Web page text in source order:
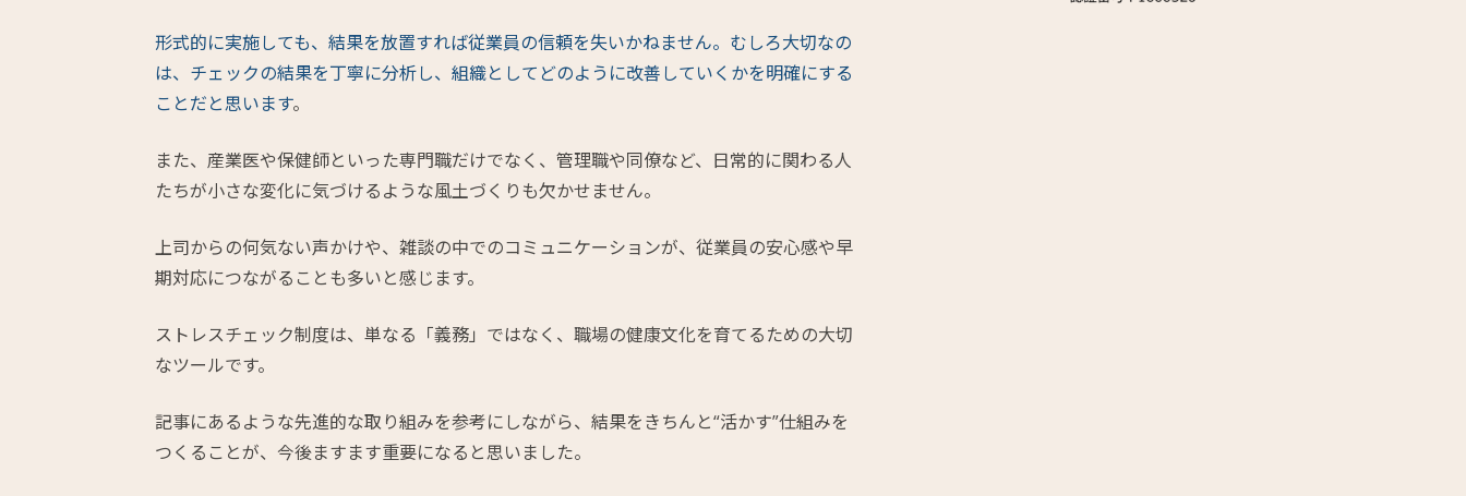
形式的に実施しても、結果を放置すれば従業員の信頼を失いかねません。むしろ大切なの
は、チェックの結果を丁寧に分析し、組織としてどのように改善していくかを明確にする
ことだと思います。
また、産業医や保健師といった専門職だけでなく、管理職や同僚など、日常的に関わる人
たちが小さな変化に気づけるような風土づくりも欠かせません。
上司からの何気ない声かけや、雑談の中でのコミュニケーションが、従業員の安心感や早
期対応につながることも多いと感じます。
ストレスチェック制度は、単なる「義務」ではなく、職場の健康文化を育てるための大切
なツールです。
記事にあるような先進的な取り組みを参考にしながら、結果をきちんと“活かす”仕組みを
つくることが、今後ますます重要になると思いました。